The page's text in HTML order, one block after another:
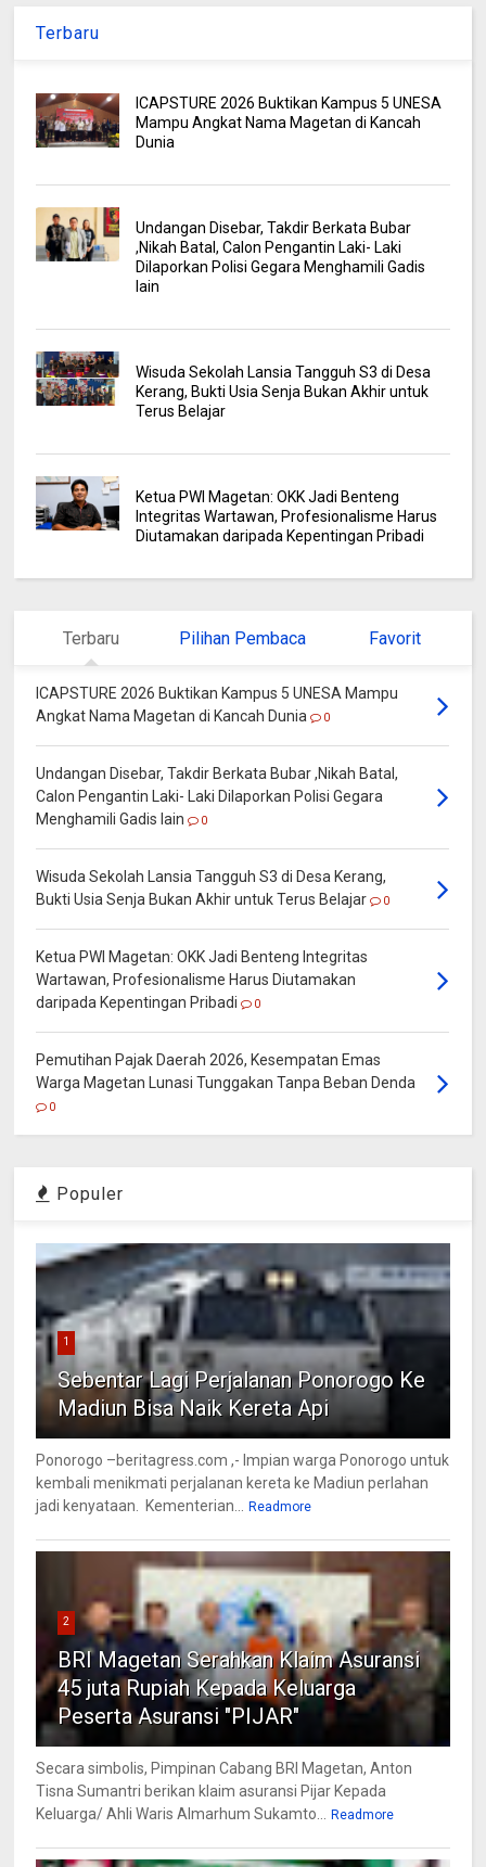
Terbaru
ICAPSTURE 2026 Buktikan Kampus 5 UNESA
Mampu Angkat Nama Magetan di Kancah
Dunia
Undangan Disebar, Takdir Berkata Bubar
,Nikah Batal, Calon Pengantin Laki- Laki
Dilaporkan Polisi Gegara Menghamili Gadis
lain
Wisuda Sekolah Lansia Tangguh S3 di Desa
Kerang, Bukti Usia Senja Bukan Akhir untuk
Terus Belajar
Ketua PWI Magetan: OKK Jadi Benteng
Integritas Wartawan, Profesionalisme Harus
Diutamakan daripada Kepentingan Pribadi
Terbaru Pilihan Pembaca Favorit
ICAPSTURE 2026 Buktikan Kampus 5 UNESA Mampu
Angkat Nama Magetan di Kancah Dunia
0
Undangan Disebar, Takdir Berkata Bubar ,Nikah Batal,
Calon Pengantin Laki- Laki Dilaporkan Polisi Gegara
Menghamili Gadis lain
0
Wisuda Sekolah Lansia Tangguh S3 di Desa Kerang,
Bukti Usia Senja Bukan Akhir untuk Terus Belajar
0
Ketua PWI Magetan: OKK Jadi Benteng Integritas
Wartawan, Profesionalisme Harus Diutamakan
daripada Kepentingan Pribadi
0
Pemutihan Pajak Daerah 2026, Kesempatan Emas
Warga Magetan Lunasi Tunggakan Tanpa Beban Denda
0
Populer
1
Sebentar Lagi Perjalanan Ponorogo Ke
Madiun Bisa Naik Kereta Api
Ponorogo –beritagress.com ,- Impian warga Ponorogo untuk
kembali menikmati perjalanan kereta ke Madiun perlahan
jadi kenyataan. Kementerian...
Readmore
2
BRI Magetan Serahkan Klaim Asuransi
45 juta Rupiah Kepada Keluarga
Peserta Asuransi "PIJAR"
Secara simbolis, Pimpinan Cabang BRI Magetan, Anton
Tisna Sumantri berikan klaim asuransi Pijar Kepada
Keluarga/ Ahli Waris Almarhum Sukamto...
Readmore